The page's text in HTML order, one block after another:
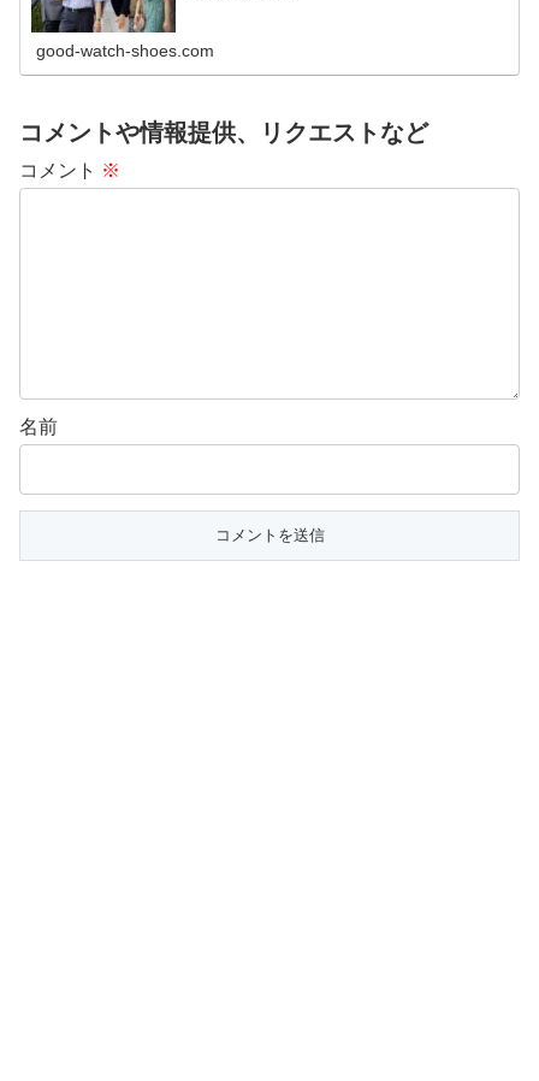
good-watch-shoes.com
コメントや情報提供、リクエストなど
コメント ※
名前